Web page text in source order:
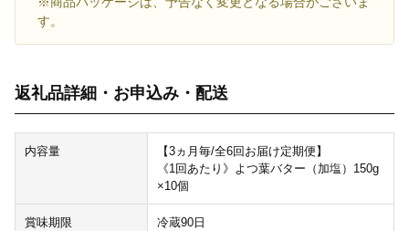
す。
返礼品詳細・お申込み・配送
内容量
【3ヵ月毎/全6回お届け定期便】
《1回あたり》よつ葉バター（加塩）150g
×10個
賞味期限
冷蔵90日